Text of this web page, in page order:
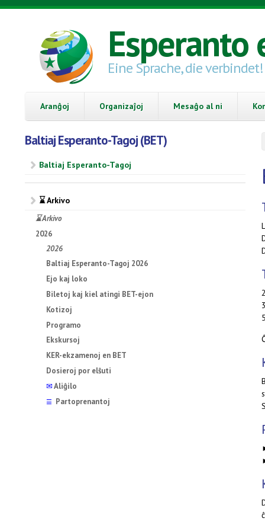
Skip to main content
Esperanto
Eine Sprache, die verbindet!
Aranĝoj Organizaĵoj Mesaĝo al ni
Baltiaj Esperanto-Tagoj (BET)
Baltiaj Esperanto-Tagoj
⌛ Arkivo
⌛ Arkivo
2026
2026
Baltiaj Esperanto-Tagoj 2026
Ejo kaj loko
Biletoj kaj kiel atingi BET-ejon
Kotizoj
Programo
Ekskursoj
KER-ekzamenoj en BET
Dosieroj por elŝuti
✉Aliĝilo
☰ Partoprenantoj